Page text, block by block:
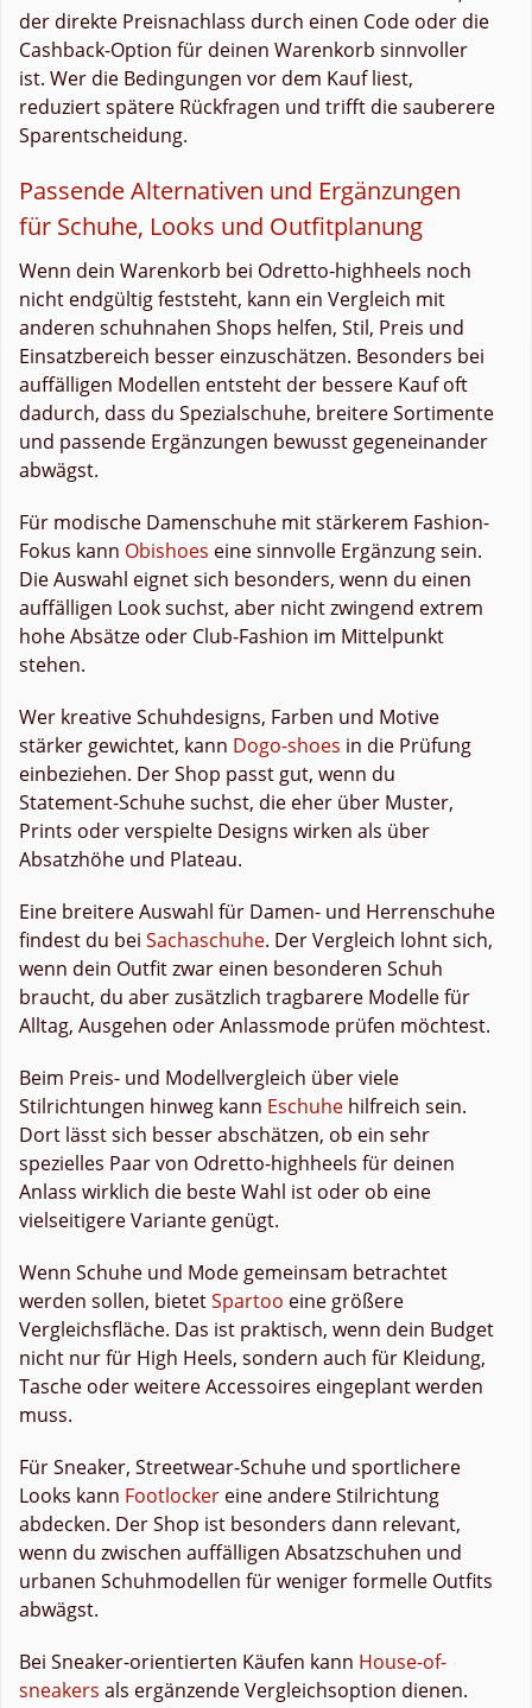
der direkte Preisnachlass durch einen Code oder die
Cashback-Option für deinen Warenkorb sinnvoller
ist. Wer die Bedingungen vor dem Kauf liest,
reduziert spätere Rückfragen und trifft die sauberere
Sparentscheidung.
Passende Alternativen und Ergänzungen
für Schuhe, Looks und Outfitplanung
Wenn dein Warenkorb bei Odretto-highheels noch
nicht endgültig feststeht, kann ein Vergleich mit
anderen schuhnahen Shops helfen, Stil, Preis und
Einsatzbereich besser einzuschätzen. Besonders bei
auffälligen Modellen entsteht der bessere Kauf oft
dadurch, dass du Spezialschuhe, breitere Sortimente
und passende Ergänzungen bewusst gegeneinander
abwägst.
Für modische Damenschuhe mit stärkerem Fashion-
Fokus kann Obishoes eine sinnvolle Ergänzung sein.
Die Auswahl eignet sich besonders, wenn du einen
auffälligen Look suchst, aber nicht zwingend extrem
hohe Absätze oder Club-Fashion im Mittelpunkt
stehen.
Wer kreative Schuhdesigns, Farben und Motive
stärker gewichtet, kann Dogo-shoes in die Prüfung
einbeziehen. Der Shop passt gut, wenn du
Statement-Schuhe suchst, die eher über Muster,
Prints oder verspielte Designs wirken als über
Absatzhöhe und Plateau.
Eine breitere Auswahl für Damen- und Herrenschuhe
findest du bei Sachaschuhe. Der Vergleich lohnt sich,
wenn dein Outfit zwar einen besonderen Schuh
braucht, du aber zusätzlich tragbarere Modelle für
Alltag, Ausgehen oder Anlassmode prüfen möchtest.
Beim Preis- und Modellvergleich über viele
Stilrichtungen hinweg kann Eschuhe hilfreich sein.
Dort lässt sich besser abschätzen, ob ein sehr
spezielles Paar von Odretto-highheels für deinen
Anlass wirklich die beste Wahl ist oder ob eine
vielseitigere Variante genügt.
Wenn Schuhe und Mode gemeinsam betrachtet
werden sollen, bietetSpartoo eine größere
Vergleichsfläche. Das ist praktisch, wenn dein Budget
nicht nur für High Heels, sondern auch für Kleidung,
Tasche oder weitere Accessoires eingeplant werden
muss.
Für Sneaker, Streetwear-Schuhe und sportlichere
Looks kann Footlocker eine andere Stilrichtung
abdecken. Der Shop ist besonders dann relevant,
wenn du zwischen auffälligen Absatzschuhen und
urbanen Schuhmodellen für weniger formelle Outfits
abwägst.
Bei Sneaker-orientierten Käufen kann House-of-
sneakers als ergänzende Vergleichsoption dienen.